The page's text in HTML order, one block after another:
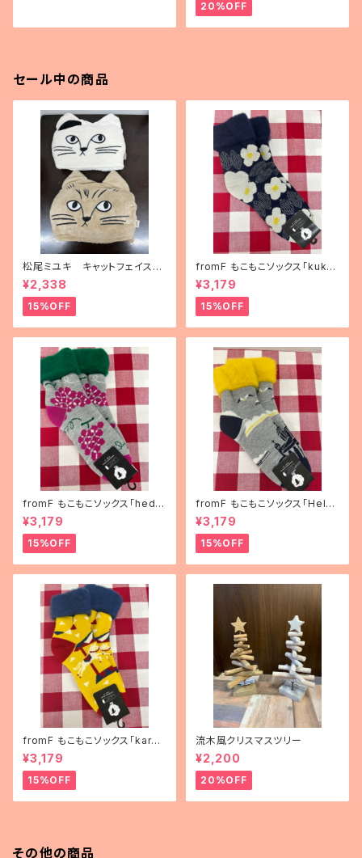
20%OFF
セール中の商品
松尾ミユキ キャットフェイスブ
ランケット
¥2,338
15%OFF
fromF もこもこソックス「kukka
puutarha（花畑）」
¥3,179
15%OFF
fromF もこもこソックス「hedel
mä（果物）」
¥3,179
15%OFF
fromF もこもこソックス「Helsi
nki（ヘルシンキ）」
¥3,179
15%OFF
fromF もこもこソックス「karus
elli（メリーゴーランド）」
¥3,179
15%OFF
流木風クリスマスツリー
¥2,200
20%OFF
その他の商品